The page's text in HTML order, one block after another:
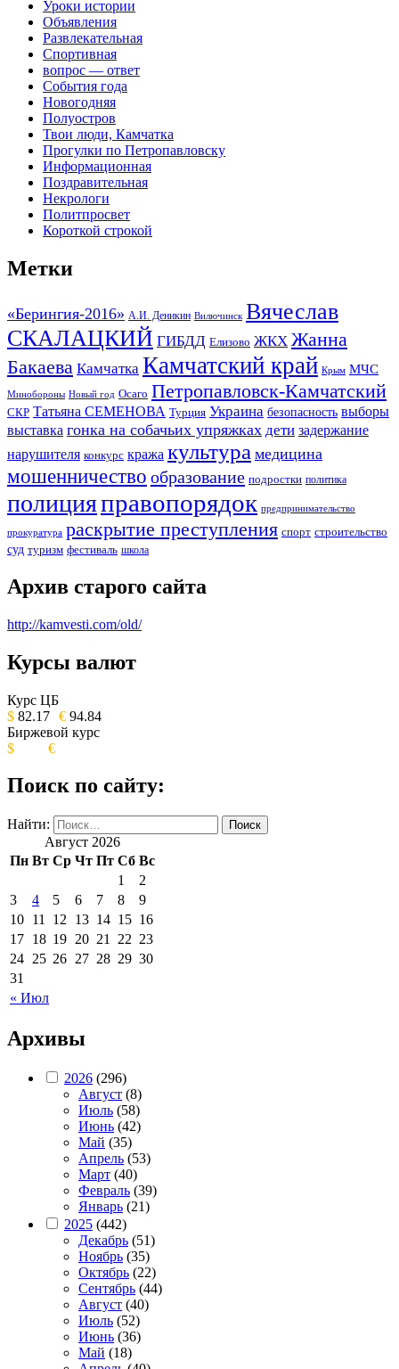
Уроки истории
Объявления
Развлекательная
Спортивная
вопрос — ответ
События года
Новогодняя
Полуостров
Твои люди, Камчатка
Прогулки по Петропавловску
Информационная
Поздравительная
Некрологи
Политпросвет
Короткой строкой
Метки
«Берингия-2016» А.И. Деникин Вилючинск Вячеслав
СКАЛАЦКИЙ ГИБДД Елизово ЖКХ Жанна
Бакаева Камчатка Камчатский край Крым МЧС
Минобороны Новый год Осаго Петропавловск-Камчатский
СКР Татьяна СЕМЕНОВА Турция Украина безопасность выборы
выставка гонка на собачьих упряжках дети задержание
нарушителя конкурс кража культура медицина
мошенничество образование подростки политика
полицияправопорядок предпринимательство
прокуратура раскрытие преступления спорт строительство
суд туризм фестиваль школа
Архив старого сайта
http://kamvesti.com/old/
ОБЩЕСТВЕННО-ПОЛИТИЧЕСКОЕ
ИЗДАНИЕ КАМЧАТСКОГО КРАЯ.
Курсы валют
Курс ЦБ
$ 82.17 € 94.84
Биржевой курс
$
€
Поиск по сайту:
Найти:
Август 2026
Пн Вт Ср Чт Пт Сб Вс
« Июл
1
2
3
4 5 6 7 8
9
10 11 12 13 14 15 16
17 18 19 20 21 22 23
24 25 26 27 28 29 30
31
Архивы
2026 (296)
Август (8)
Июль (58)
Июнь (42)
Май (35)
Апрель (53)
Март (40)
Февраль (39)
Январь (21)
2025 (442)
Декабрь (51)
Ноябрь (35)
Октябрь (22)
Сентябрь (44)
Август (40)
Июль (52)
Июнь (36)
Май (18)